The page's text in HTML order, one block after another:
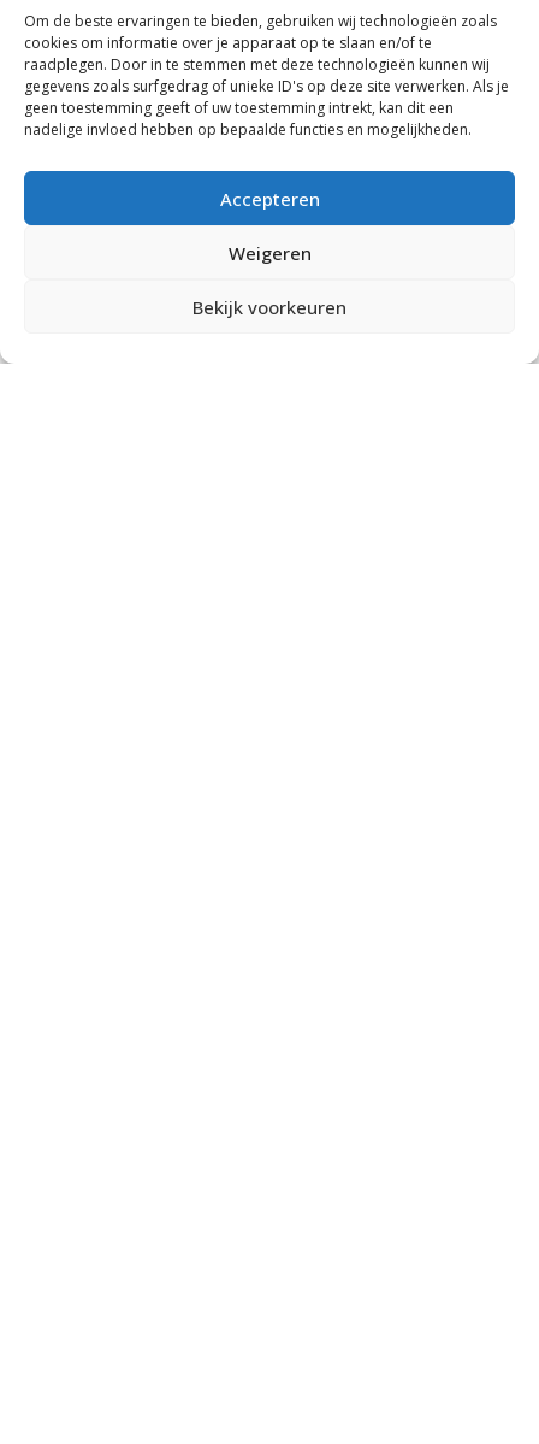
Om de beste ervaringen te bieden, gebruiken wij technologieën zoals
cookies om informatie over je apparaat op te slaan en/of te
raadplegen. Door in te stemmen met deze technologieën kunnen wij
gegevens zoals surfgedrag of unieke ID's op deze site verwerken. Als je
geen toestemming geeft of uw toestemming intrekt, kan dit een
nadelige invloed hebben op bepaalde functies en mogelijkheden.
Accepteren
Weigeren
Bekijk voorkeuren
Valt u onder de verplichting u in te schrijven in het UBO-
register en heeft u dit nog niet gedaan? Doe dat dan
alsnog. U kunt dit online doen bij de Kamer van
Koophandel. Heeft u hier vragen over of hulp bij nodig,
neem dan contact met ons op.